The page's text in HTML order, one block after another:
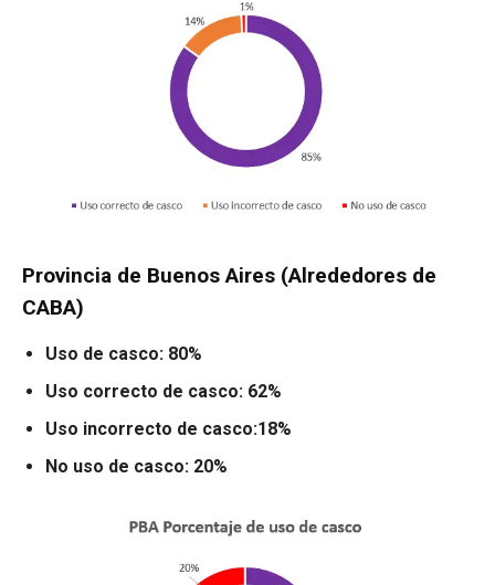
Provincia de Buenos Aires (Alrededores de
CABA)
Uso de casco: 80%
Uso correcto de casco: 62%
Uso incorrecto de casco:18%
No uso de casco: 20%